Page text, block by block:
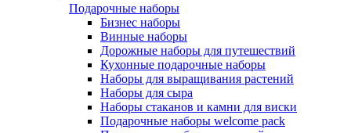
Подарочные наборы
Бизнес наборы
Винные наборы
Дорожные наборы для путешествий
Кухонные подарочные наборы
Наборы для выращивания растений
Наборы для сыра
Наборы стаканов и камни для виски
Подарочные наборы welcome pack